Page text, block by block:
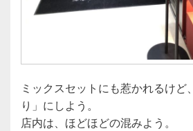
ミックスセットにも惹かれるけど
り」にしよう。
店内は、ほどほどの混みよう。